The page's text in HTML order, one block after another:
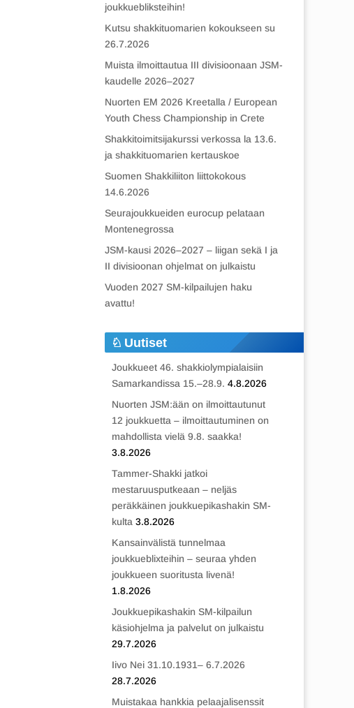
joukkuebliksteihin!
Kutsu shakkituomarien kokoukseen su
26.7.2026
Muista ilmoittautua III divisioonaan JSM-
kaudelle 2026–2027
Nuorten EM 2026 Kreetalla / European
Youth Chess Championship in Crete
Shakkitoimitsijakurssi verkossa la 13.6.
ja shakkituomarien kertauskoe
Suomen Shakkiliiton liittokokous
14.6.2026
Seurajoukkueiden eurocup pelataan
Montenegrossa
JSM-kausi 2026–2027 – liigan sekä I ja
II divisioonan ohjelmat on julkaistu
Vuoden 2027 SM-kilpailujen haku
avattu!
Uutiset
Joukkueet 46. shakkiolympialaisiin
Samarkandissa 15.–28.9. 4.8.2026
Nuorten JSM:ään on ilmoittautunut
12 joukkuetta – ilmoittautuminen on
mahdollista vielä 9.8. saakka!
3.8.2026
Tammer-Shakki jatkoi
mestaruusputkeaan – neljäs
peräkkäinen joukkuepikashakin SM-
kulta 3.8.2026
Kansainvälistä tunnelmaa
joukkueblixteihin – seuraa yhden
joukkueen suoritusta livenä!
1.8.2026
Joukkuepikashakin SM-kilpailun
käsiohjelma ja palvelut on julkaistu
29.7.2026
Iivo Nei 31.10.1931– 6.7.2026
28.7.2026
Muistakaa hankkia pelaajalisenssit